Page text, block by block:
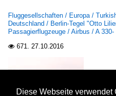
Fluggesellschaften / Europa /
Deutschland / Berlin-Tegel "Otto
Passagierflugzeuge / Airbus / A 330-
 671. 27.10.2016
Diese Webseite verwendet